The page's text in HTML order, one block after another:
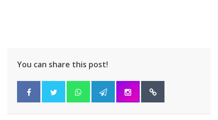
You can share this post!